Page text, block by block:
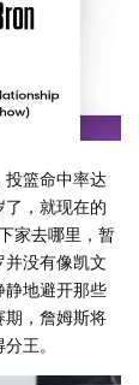
篮命中率达
，就现在的
家去哪里，暂
没有像凯文
静地避开那些
期，詹姆斯将
王。